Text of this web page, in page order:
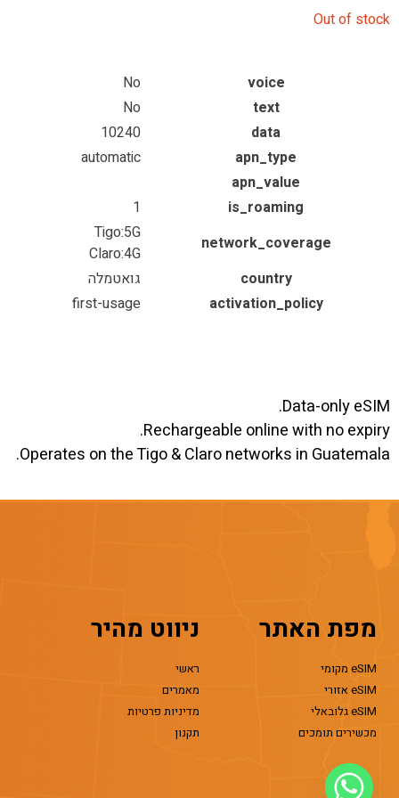
Out of stock
voice
No
text
No
data
10240
apn_type
automatic
apn_value
is_roaming
1
network_coverage
Tigo:5G
Claro:4G
country
גואטמלה
activation_policy
first-usage
Data-only eSIM.
Rechargeable online with no expiry.
Operates on the Tigo & Claro networks in Guatemala.
מפת האתר
eSIM מקומי
eSIM אזורי
eSIM גלובאלי
מכשירים תומכים
ניווט מהיר
ראשי
מאמרים
מדיניות פרטיות
תקנון